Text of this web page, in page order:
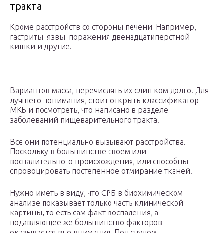
тракта
Кроме расстройств со стороны печени. Например,
гастриты, язвы, поражения двенадцатиперстной
кишки и другие.
Вариантов масса, перечислять их слишком долго. Для
лучшего понимания, стоит открыть классификатор
МКБ и посмотреть, что написано в разделе
заболеваний пищеварительного тракта.
Все они потенциально вызывают расстройства.
Поскольку в большинстве своем или
воспалительного происхождения, или способны
спровоцировать постепенное отмирание тканей.
Нужно иметь в виду, что СРБ в биохимическом
анализе показывает только часть клинической
картины, то есть сам факт воспаления, а
подавляющее же большинство факторов